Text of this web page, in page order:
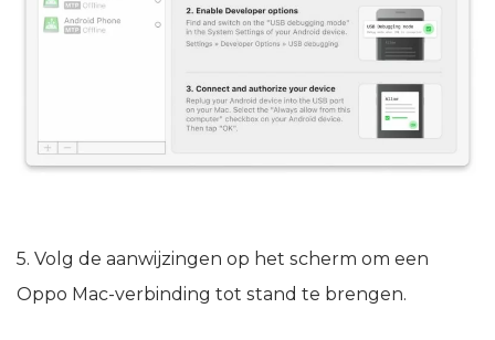
5. Volg de aanwijzingen op het scherm om een
Oppo Mac-verbinding tot stand te brengen.